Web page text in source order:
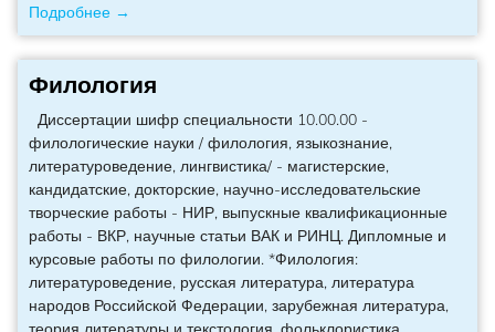
Подробнее →
Филология
Диссертации шифр специальности 10.00.00 -
филологические науки / филология, языкознание,
литературоведение, лингвистика/ - магистерские,
кандидатские, докторские, научно-исследовательские
творческие работы - НИР, выпускные квалификационные
работы - ВКР, научные статьи ВАК и РИНЦ. Дипломные и
курсовые работы по филологии. *Филология:
литературоведение, русская литература, литература
народов Российской Федерации, зарубежная литература,